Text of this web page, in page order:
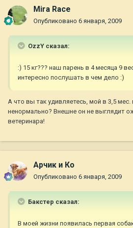
Mira Race
Опубликовано 6 января, 2009
OzzY сказал:
:) 15 кг??? наш парень в 4 месяца 9
интересно послушать в чем дело :)
А что вы так удивляетесь, мой в 3,5 мес.
ненормально? Внешне он не выглядит
ветеринара!
Арчик и Ко
Опубликовано 6 января, 2009
Бакстер сказал:
В моей жизни появилась первая